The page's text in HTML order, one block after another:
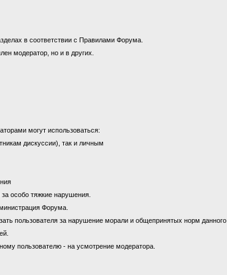
в соответствии с Правилами Форума.
модератор, но и в других.
могут использоваться:
дискуссии), так и личным
особо тяжкие нарушения.
Форума.
пользователя за нарушение морали и общепринятых норм
пользователю - на усмотрение модератора.